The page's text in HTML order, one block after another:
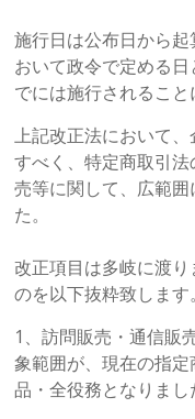
施行日は公布日から
おいて政令で定める
でには施行されること
上記改正法において
すべく、特定商取引
売等に関して、広範
た。
改正項目は多岐に渡
のを以下抜粋致します。
1、訪問販売・通信販
象範囲が、現在の指
品・全役務となりまし